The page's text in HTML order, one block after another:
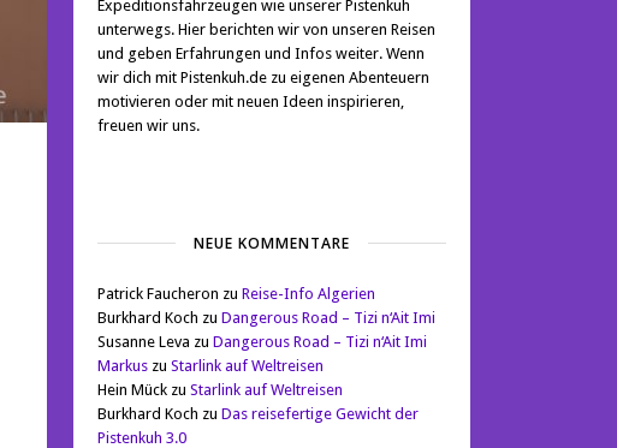
Expeditionsfahrzeugen wie unserer Pistenkuh
unterwegs. Hier berichten wir von unseren Reisen
und geben Erfahrungen und Infos weiter. Wenn
wir dich mit Pistenkuh.de zu eigenen Abenteuern
motivieren oder mit neuen Ideen inspirieren,
freuen wir uns.
NEUE KOMMENTARE
Patrick Faucheron zu Reise-Info Algerien
Burkhard Koch zu Dangerous Road – Tizi n‘Ait Imi
Susanne Leva zu Dangerous Road – Tizi n‘Ait Imi
Markus zu Starlink auf Weltreisen
Hein Mück zu Starlink auf Weltreisen
Burkhard Koch zu Das reisefertige Gewicht der
Pistenkuh 3.0